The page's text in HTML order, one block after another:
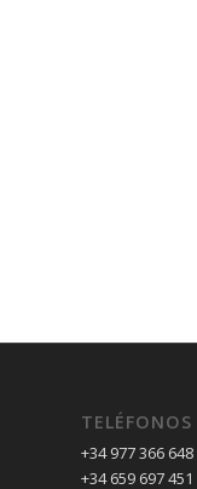
+34 977 366 648
+34 659 697 451